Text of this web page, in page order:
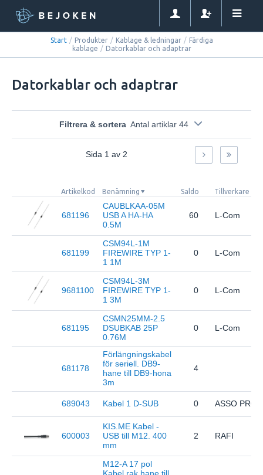
Start / Produkter / Kablage & ledningar / Färdiga
kablage / Datorkablar och adaptrar
Datorkablar och adaptrar
Filtrera & sortera Antal artiklar 44
Sida 1 av 2
Artikelkod Benämning Saldo Tillverkare
681196
CAUBLKAA-05M
USB A HA-HA
0.5M
60 L-Com
681199
CSM94L-1M
FIREWIRE TYP 1-
1 1M
0 L-Com
9681100
CSM94L-3M
FIREWIRE TYP 1-
1 3M
0 L-Com
681195
CSMN25MM-2.5
DSUBKAB 25P
0.76M
0 L-Com
681178
Förlängningskabel
för seriell. DB9-
hane till DB9-hona
3m
4
689043 Kabel 1 D-SUB 0 ASSO
600003
KIS.ME Kabel -
USB till M12. 400
mm
2 RAFI
M12-A 17 pol